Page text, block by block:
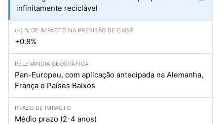
infinitamente reciclável
+0.8%
Pan-Europeu, com aplicação antecipada na Alemanha,
França e Países Baixos
Médio prazo (2-4 anos)